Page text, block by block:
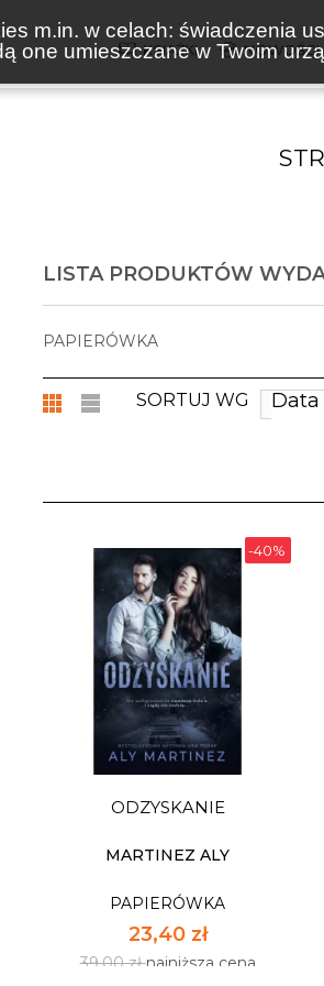
m.in. w celach: świadczenia
one umieszczane w Twoim
KSIĄŻKI NOWOŚCI
LISTA PRODUKTÓW
PAPIERÓWKA
SORTUJ WG
-40%
ODZYSKANIE
MARTINEZ ALY
PAPIERÓWKA
23,40 zł
39,00 złnajniższa cena